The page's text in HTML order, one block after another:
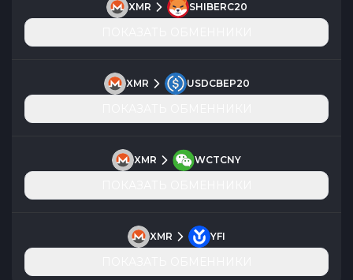
XMR SHIBERC20
XMR USDCBEP20
XMR WCTCNY
XMR YFI